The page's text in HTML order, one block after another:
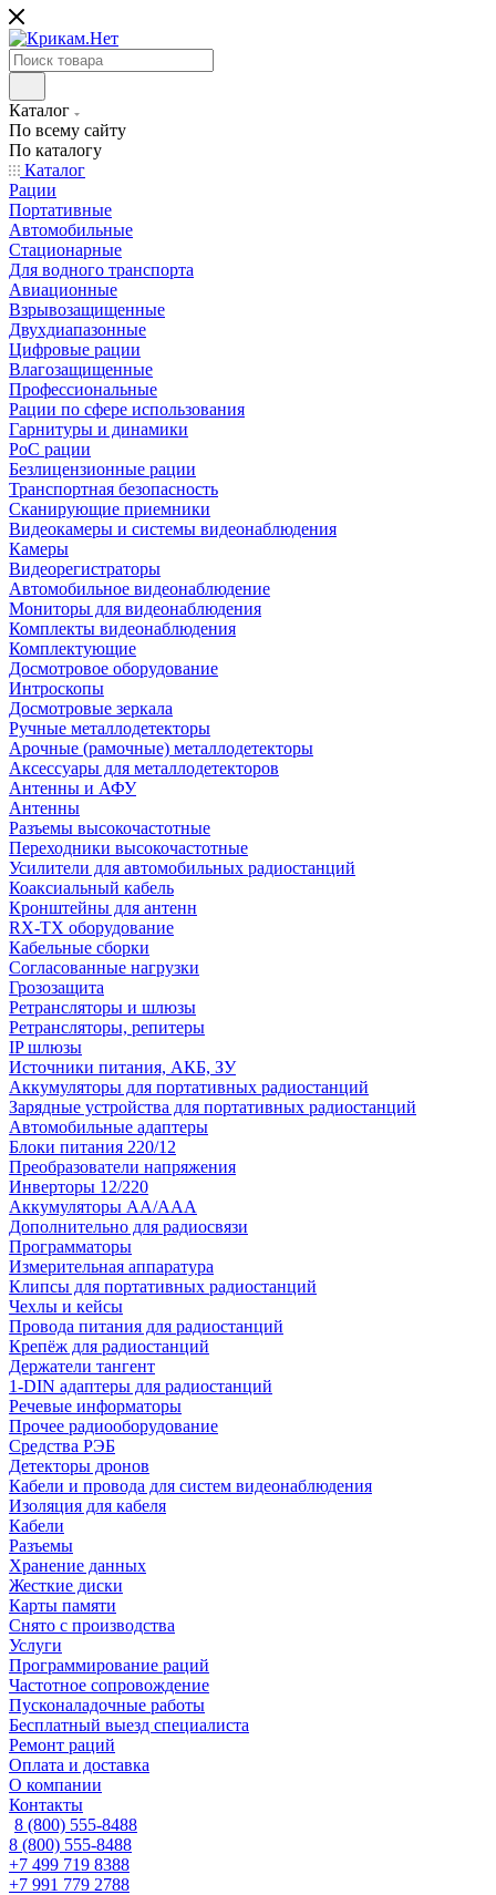
Каталог
По всему сайту
По каталогу
Каталог
Рации
Портативные
Автомобильные
Стационарные
Для водного транспорта
Авиационные
Взрывозащищенные
Двухдиапазонные
Цифровые рации
Влагозащищенные
Профессиональные
Рации по сфере использования
Гарнитуры и динамики
PoC рации
Безлицензионные рации
Транспортная безопасность
Сканирующие приемники
Видеокамеры и системы видеонаблюдения
Камеры
Видеорегистраторы
Автомобильное видеонаблюдение
Мониторы для видеонаблюдения
Комплекты видеонаблюдения
Комплектующие
Досмотровое оборудование
Интроскопы
Досмотровые зеркала
Ручные металлодетекторы
Арочные (рамочные) металлодетекторы
Аксессуары для металлодетекторов
Антенны и АФУ
Антенны
Разъемы высокочастотные
Переходники высокочастотные
Усилители для автомобильных радиостанций
Коаксиальный кабель
Кронштейны для антенн
RX-TX оборудование
Кабельные сборки
Согласованные нагрузки
Грозозащита
Ретрансляторы и шлюзы
Ретрансляторы, репитеры
IP шлюзы
Источники питания, АКБ, ЗУ
Аккумуляторы для портативных радиостанций
Зарядные устройства для портативных радиостанций
Автомобильные адаптеры
Блоки питания 220/12
Преобразователи напряжения
Инверторы 12/220
Аккумуляторы АА/ААА
Дополнительно для радиосвязи
Программаторы
Измерительная аппаратура
Клипсы для портативных радиостанций
Чехлы и кейсы
Провода питания для радиостанций
Крепёж для радиостанций
Держатели тангент
1-DIN адаптеры для радиостанций
Речевые информаторы
Прочее радиооборудование
Средства РЭБ
Детекторы дронов
Кабели и провода для систем видеонаблюдения
Изоляция для кабеля
Кабели
Разъемы
Хранение данных
Жесткие диски
Карты памяти
Снято с производства
Услуги
Программирование раций
Частотное сопровождение
Пусконаладочные работы
Бесплатный выезд специалиста
Ремонт раций
Оплата и доставка
О компании
Контакты
8 (800) 555-8488
8 (800) 555-8488
+7 499 719 8388
+7 991 779 2788